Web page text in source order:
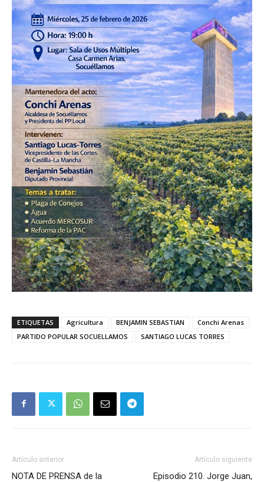
ETIQUETAS Agricultura BENJAMIN SEBASTIAN
Conchi Arenas
PARTIDO POPULAR SOCUELLAMOS
SANTIAGO LUCAS TORRES
Artículo anterior
NOTA DE PRENSA de la
Artículo siguiente
Episodio 210. Jorge Juan,